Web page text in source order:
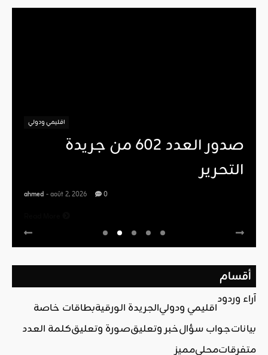
اقليمي ودولي
صدور العدد 602 من جريدة
التحرير
ahmed - août 2, 2026 0
أقسام
آراء وردود
اقليمي ودوليالجريدة الورقيةبطاقات خاصة
بياناتجواب سؤالخبر وتعليقصورة وتعليقكلمة العدد
متفرقاتمحليمميز